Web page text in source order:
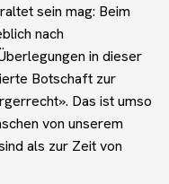
sein mag: Beim
nach
in dieser
Botschaft zur
Das ist umso
von unserem
als zur Zeit von